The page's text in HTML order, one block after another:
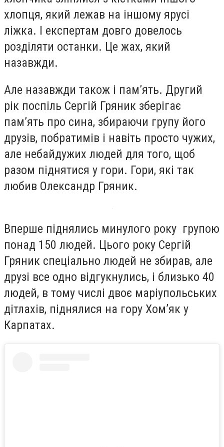
хлопця, який лежав на іншому ярусі
ліжка. І експертам довго довелось
розділяти останки. Це жах, який
назавжди.
Але назавжди також і пам’ять. Другий
рік поспіль Сергій Гряник зберігає
пам’ять про сина, збираючи групу його
друзів, побратимів і навіть просто чужих,
але небайдужих людей для того, щоб
разом піднятися у гори. Гори, які так
любив Олександр Гряник.
Вперше піднялись минулого року групою
понад 150 людей. Цього року Сергій
Гряник спеціально людей не збирав, але
друзі все одно відгукнулись, і близько 40
людей, в тому числі двоє маріупольських
дітлахів, піднялися на гору Хом’як у
Карпатах.